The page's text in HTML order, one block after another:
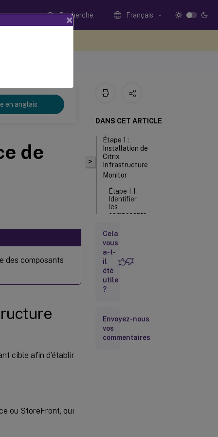
Recherche Français
en anglais
de
des composants
cible afin d’établir
ou StoreFront, qui
>
DANS CET ARTICLE
Étape 1 :
Installation de
Citrix
Infrastructure
Monitor
Étape 1.1 :
Identifier
les
composants
Étape 1.2
Télécharger
Citrix
Infrastructure
Monitor
Étape 1.3 :
Étape 1.4 :
Obtenir le jeton
d’enregistrement
Cela
vous
a-t-
il
été
utile
?
Envoyez-nous
vos
commentaires
×